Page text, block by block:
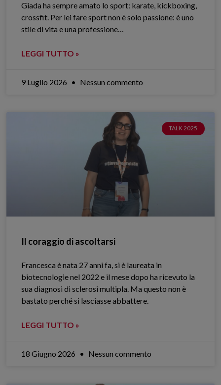
Giada ha sempre amato lo sport: karate, kickboxing,
crossfit. Per lei fare sport non è solo passione: è uno
stile di vita e una professione…
LEGGI TUTTO »
9 Luglio 2026 Nessun commento
TALK 2025
Il coraggio di ascoltarsi
Francesca è nata 27 anni fa, si è laureata in
biotecnologie nel 2022 e il mese dopo ha ricevuto la
sua diagnosi di sclerosi multipla. Ma questo non è
bastato perché si lasciasse abbattere.
LEGGI TUTTO »
18 Giugno 2026 Nessun commento